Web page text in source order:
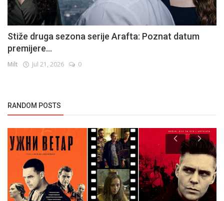
Stiže druga sezona serije Arafta: Poznat datum
premijere...
Milt Jul 21, 2026 0
RANDOM POSTS